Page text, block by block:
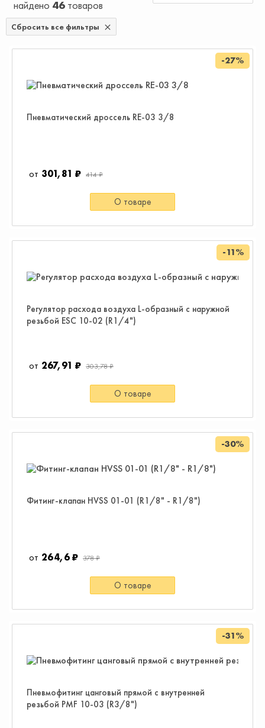
найдено 46товаров
Сбросить все фильтры
Пневматический дроссель RE-03 3/8
-27%
301,81 ₽ 414 ₽
О товаре
Регулятор расхода воздуха L-образный с наружной
резьбой ESC 10-02 (R1/4")
-11%
267,91 ₽ 303,78 ₽
О товаре
Фитинг-клапан HVSS 01-01 (R1/8" - R1/8")
-30%
264,6 ₽ 378 ₽
О товаре
Пневмофитинг цанговый прямой с внутренней
резьбой PMF 10-03 (R3/8")
-31%